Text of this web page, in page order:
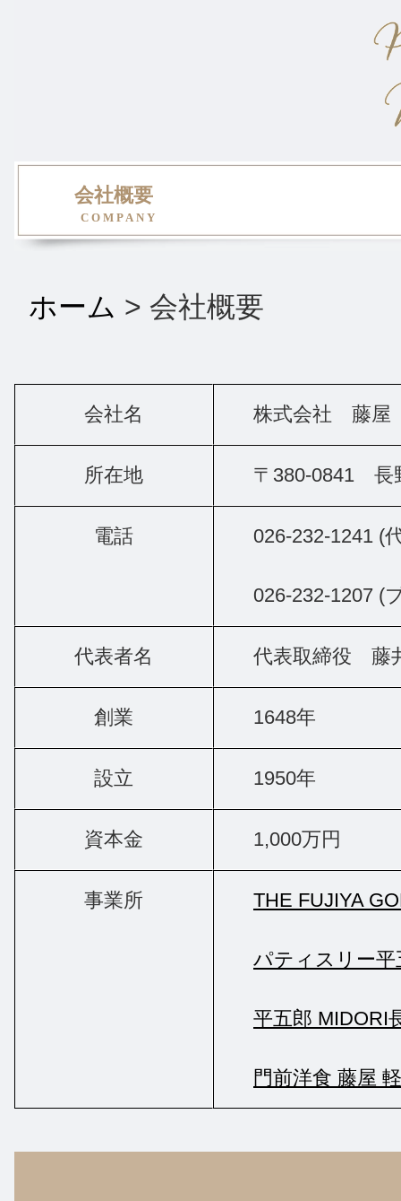
会社概要
COMPANY
ホーム > 会社概要
会社名 株式会社 藤屋
所在地 〒380-0841 長
電話 026-232-1241 (
026-232-1207 (
代表者名 代表取締役 藤
創業 1648年
設立 1950年
資本金 1,000万円
事業所 THE FUJIYA
パティスリー
平五郎 MIDORI
門前洋食 藤屋